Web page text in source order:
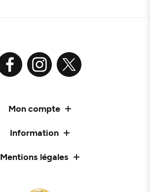
Mon compte
Information
Mentions légales